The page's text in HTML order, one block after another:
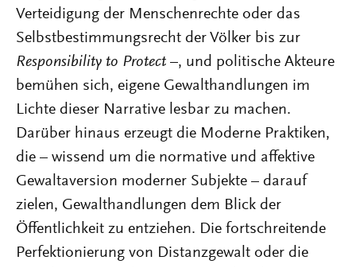
Verteidigung der Menschenrechte oder das
Selbstbestimmungsrecht der Völker bis zur
Responsibility to Protect –, und politische Akteure
bemühen sich, eigene Gewalthandlungen im
Lichte dieser Narrative lesbar zu machen.
Darüber hinaus erzeugt die Moderne Praktiken,
die – wissend um die normative und affektive
Gewaltaversion moderner Subjekte – darauf
zielen, Gewalthandlungen dem Blick der
Öffentlichkeit zu entziehen. Die fortschreitende
Perfektionierung von Distanzgewalt oder die